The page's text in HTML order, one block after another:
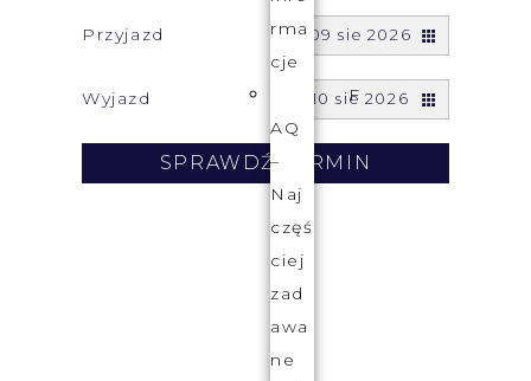
rma
cje
F
AQ
–
Naj
częś
ciej
zad
awa
ne
Przyjazd 09 sie 2026
Wyjazd 10 sie 2026
SPRAWDŹ TERMIN